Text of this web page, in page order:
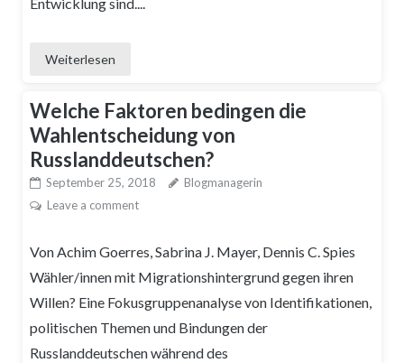
Entwicklung sind....
Weiterlesen
Welche Faktoren bedingen die
Wahlentscheidung von
Russlanddeutschen?
September 25, 2018
Blogmanagerin
Leave a comment
Von Achim Goerres, Sabrina J. Mayer, Dennis C. Spies
Wähler/innen mit Migrationshintergrund gegen ihren
Willen? Eine Fokusgruppenanalyse von Identifikationen,
politischen Themen und Bindungen der
Russlanddeutschen während des